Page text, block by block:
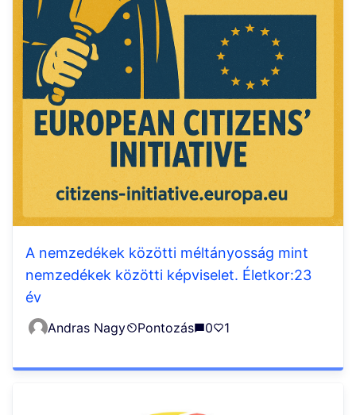
A nemzedékek közötti méltányosság mint
nemzedékek közötti képviselet. Életkor:23
év
Andras Nagy Pontozás 0 1